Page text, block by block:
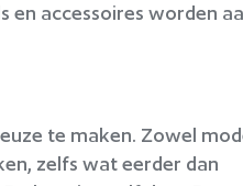
accessoires worden
te maken. Zowel
zelfs wat eerder dan